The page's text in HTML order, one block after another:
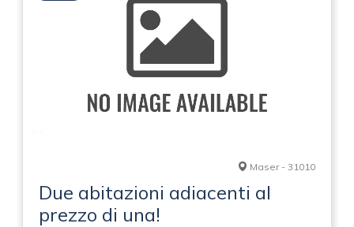
Maser - 31010
Due abitazioni adiacenti al
prezzo di una!